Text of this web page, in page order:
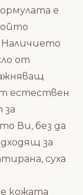
е
Наличието
от
естествен
за
Ви, без да
за
суха
кожата